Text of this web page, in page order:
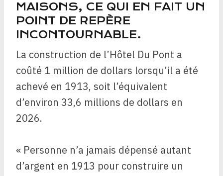
MAISONS, CE QUI EN FAIT UN
POINT DE REPÈRE
INCONTOURNABLE.
La construction de l’Hôtel Du Pont a
coûté 1 million de dollars lorsqu’il a été
achevé en 1913, soit l’équivalent
d’environ 33,6 millions de dollars en
2026.
« Personne n’a jamais dépensé autant
d’argent en 1913 pour construire un